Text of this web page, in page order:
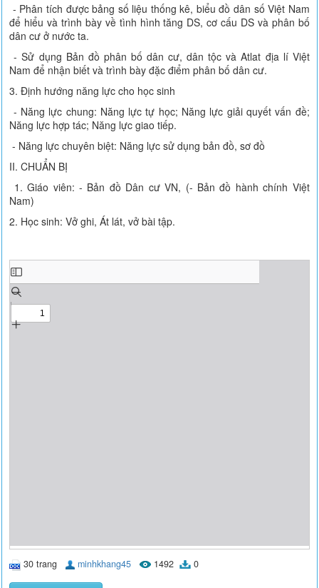
- Phân tích được bảng số liệu thống kê, biểu đồ dân số Việt Nam
để hiểu và trình bày về tình hình tăng DS, cơ cấu DS và phân bố
dân cư ở nước ta.
- Sử dụng Bản đồ phân bố dân cư, dân tộc và Atlat địa lí Việt
Nam để nhận biết và trình bày đặc điểm phân bố dân cư.
3. Định hướng năng lực cho học sinh
- Năng lực chung: Năng lực tự học; Năng lực giải quyết vấn đề;
Năng lực hợp tác; Năng lực giao tiếp.
- Năng lực chuyên biệt: Năng lực sử dụng bản đồ, sơ đồ
II. CHUẨN BỊ
1. Giáo viên: - Bản đồ Dân cư VN, (- Bản đồ hành chính Việt
Nam)
2. Học sinh: Vở ghi, Át lát, vở bài tập.
30 trang minhkhang45 1492 0